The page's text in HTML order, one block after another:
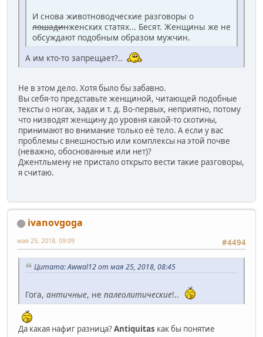
И снова животноводческие разговоры о
лошадинженских статях... Бесят. Женщины же не
обсуждают подобным образом мужчин.
А им кто-то запрещает?..
Не в этом дело. Хотя было бы забавно.
Вы себя-то представьте женщиной, читающей подобные
тексты о ногах, задах и т. д. Во-первых, неприятно, потому
что низводят женщину до уровня какой-то скотины,
принимают во внимание только её тело. А если у вас
проблемы с внешностью или комплексы на этой почве
(неважно, обоснованные или нет)?
Джентльмену не пристало открыто вести такие разговоры,
я считаю.
ivanovgoga
#4494
мая 25, 2018, 09:09
Цитата: Awwal12 от мая 25, 2018, 08:45
Гога, античные, не палеолитические!..
Да какая нафиг разница?Аntiquitas как бы понятие